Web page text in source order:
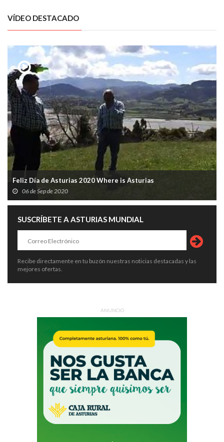
VÍDEO DESTACADO
Feliz Día de Asturias 2020 Where is Asturias
06 de Sep de 2020
SUSCRÍBETE A ASTURIAS MUNDIAL
Recibe directamente en tu buzón nuestras noticias destacadas y las
mejores ofertas.
ANUNCIO